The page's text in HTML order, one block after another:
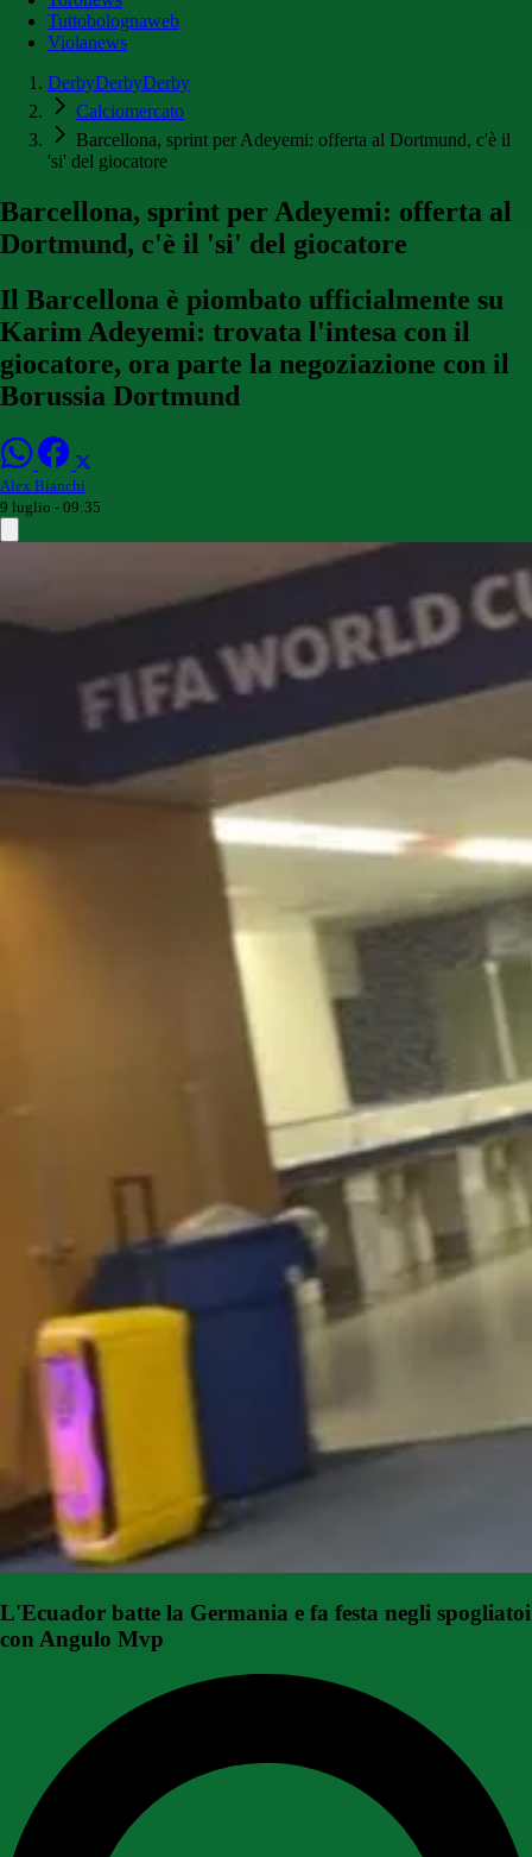
Tuttobolognaweb
Violanews
DerbyDerbyDerby
Calciomercato
Barcellona, sprint per Adeyemi: offerta al Dortmund, c'è il
'si' del giocatore
Barcellona, sprint per Adeyemi: offerta al
Dortmund, c'è il 'si' del giocatore
Il Barcellona è piombato ufficialmente su
Karim Adeyemi: trovata l'intesa con il
giocatore, ora parte la negoziazione con il
Borussia Dortmund
Alex Bianchi
9 luglio - 09:35
L'Ecuador batte la Germania e fa festa negli spogliatoi
con Angulo Mvp